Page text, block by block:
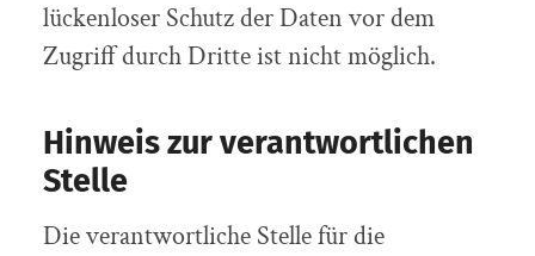
lückenloser Schutz der Daten vor dem
Zugriff durch Dritte ist nicht möglich.
Hinweis zur verantwortlichen
Stelle
Die verantwortliche Stelle für die